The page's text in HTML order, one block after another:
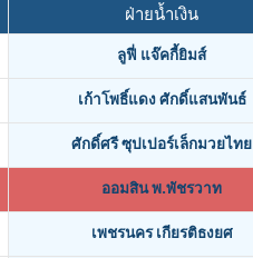
ฝ่ายน้ำเงิน
ลูฟี่ แจ๊คกี้ยิมส์
เก้าโพธิ์แดง ศักดิ์แสนพันธ์
ศักดิ์ศรี ซุปเปอร์เล็กมวยไทย
ออมสิน พ.พัชรวาท
เพชรนคร เกียรติธงยศ